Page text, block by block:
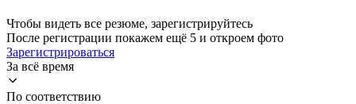
Чтобы видеть все резюме, зарегистрируйтесь
После регистрации покажем ещё 5 и откроем фото
Зарегистрироваться
За всё время
По соответствию